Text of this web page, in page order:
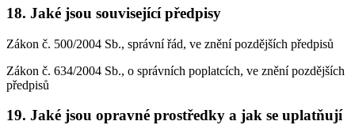
18. Jaké jsou související předpisy
Zákon č. 500/2004 Sb., správní řád, ve znění pozdějších předpisů
Zákon č. 634/2004 Sb., o správních poplatcích, ve znění pozdějších
předpisů
19. Jaké jsou opravné prostředky a jak se uplatňují